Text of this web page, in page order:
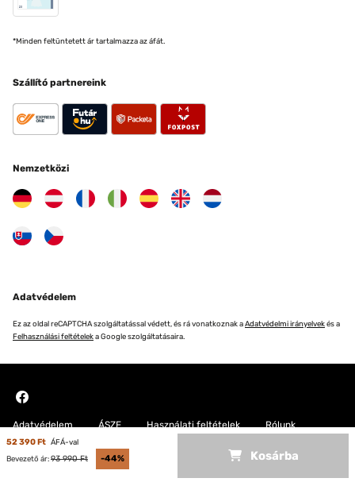
52 390 Ft ÁFÁ-val
Bevezető ár:93 990 Ft -44% Kosárba
*Minden feltüntetett ár tartalmazza az áfát.
Szállító partnereink
Nemzetközi
Adatvédelem
Ez az oldal reCAPTCHA szolgáltatással védett, és rá vonatkoznak aAdatvédelmi irányelvekés a
Felhasználási feltételeka Google szolgáltatásaira.
Adatvédelem ÁSZF Használati feltételek Rólunk
Copyright © 2026 Blumfeldt. All rights reserved